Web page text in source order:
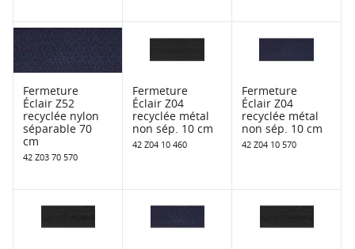
Fermeture
Éclair Z52
recyclée nylon
séparable 70
cm
42 Z03 70 570
Fermeture
Éclair Z04
recyclée métal
non sép. 10 cm
42 Z04 10 460
Fermeture
Éclair Z04
recyclée métal
non sép. 10 cm
42 Z04 10 570